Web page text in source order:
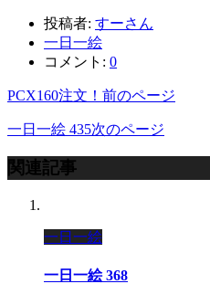
投稿者: すーさん
一日一絵
コメント: 0
PCX160注文！ 前のページ
一日一絵 435次のページ
関連記事
一日一絵
一日一絵 368